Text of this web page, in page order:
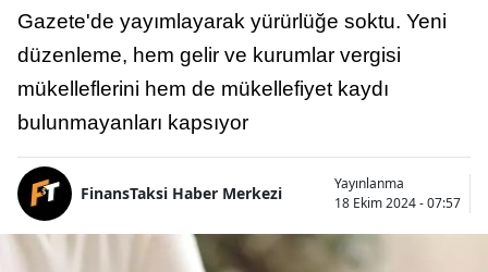
Gazete'de yayımlayarak yürürlüğe soktu. Yeni
düzenleme, hem gelir ve kurumlar vergisi
mükelleflerini hem de mükellefiyet kaydı
bulunmayanları kapsıyor
FinansTaksi Haber Merkezi
Yayınlanma
18 Ekim 2024 - 07:57